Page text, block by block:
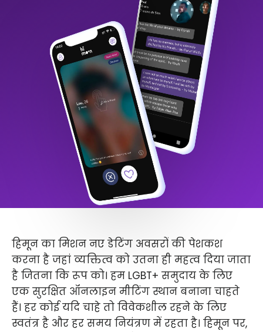
हिमून का मिशन नए डेटिंग अवसरों की पेशकश
करना है जहां व्यक्तित्व को उतना ही महत्व दिया जाता
है जितना कि रूप को। हम LGBT+ समुदाय के लिए
एक सुरक्षित ऑनलाइन मीटिंग स्थान बनाना चाहते
हैं। हर कोई यदि चाहे तो विवेकशील रहने के लिए
स्वतंत्र है और हर समय नियंत्रण में रहता है। हिमून पर,